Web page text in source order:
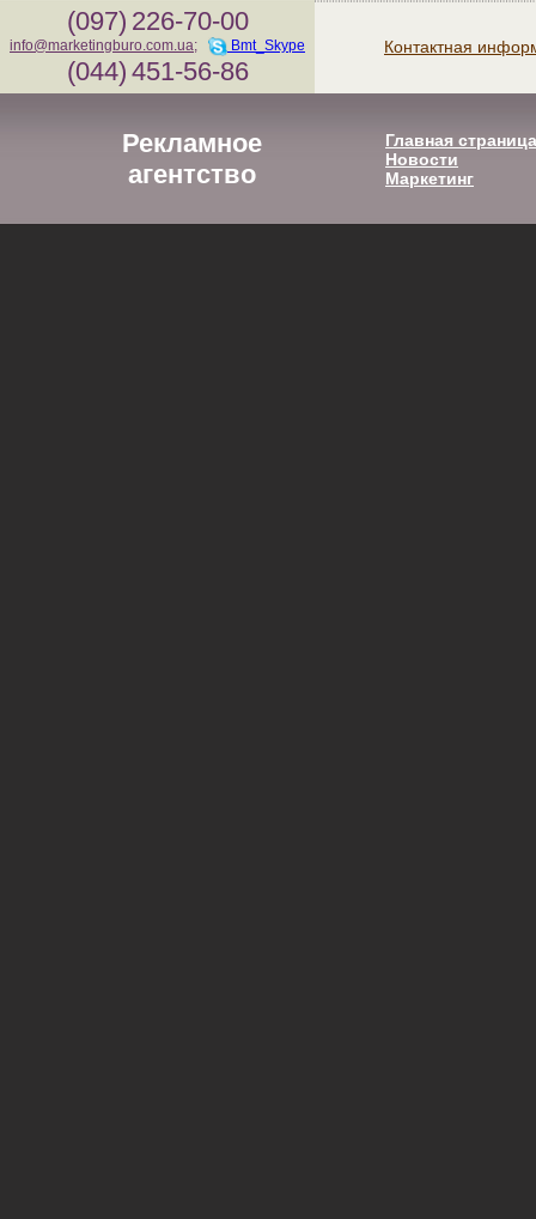
(097) 226-70-00
info@marketingburo.com.ua; Bmt_Skype
(044) 451-56-86
Контактная
Рекламное
агентство
Главная страница
Новости
Маркетинг